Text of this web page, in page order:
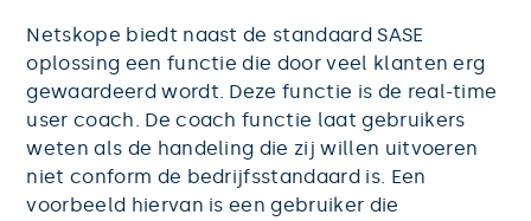
Netskope biedt naast de standaard SASE
oplossing een functie die door veel klanten erg
gewaardeerd wordt. Deze functie is de real-time
user coach. De coach functie laat gebruikers
weten als de handeling die zij willen uitvoeren
niet conform de bedrijfsstandaard is. Een
voorbeeld hiervan is een gebruiker die